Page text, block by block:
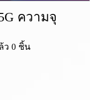
ความจุ
ว 0 ชิ้น